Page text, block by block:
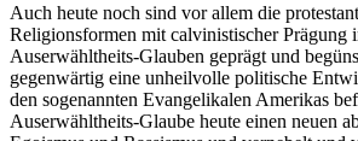
Auch heute noch sind vor allem die
Religionsformen mit calvinistischer Prägung
Auserwähltheits-Glauben geprägt und
gegenwärtig eine unheilvolle politische
den sogenannten Evangelikalen Amerikas
Auserwähltheits-Glaube heute einen neuen